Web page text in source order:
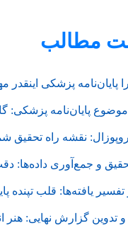
مطالب
پایان‌نامه پزشکی